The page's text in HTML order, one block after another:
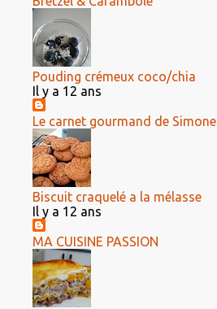
Pouding crémeux coco/chia
Il y a 12 ans
Le carnet gourmand de Simone
Biscuit craquelé a la mélasse
Il y a 12 ans
MA CUISINE PASSION